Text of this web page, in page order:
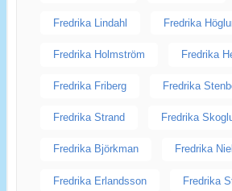
Fredrika Lindahl Fredrika
Fredrika Holmström Fredrika
Fredrika Friberg Fredrika
Fredrika Strand Fredrika
Fredrika Björkman Fredrika
Fredrika Erlandsson Fredrika